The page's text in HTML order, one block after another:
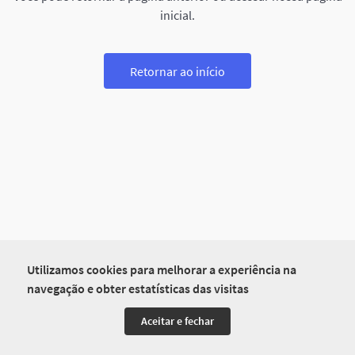
Utilizamos cookies para melhorar a experiência na
navegação e obter estatísticas das visitas
Aceitar e fechar
inicial.
Retornar ao início